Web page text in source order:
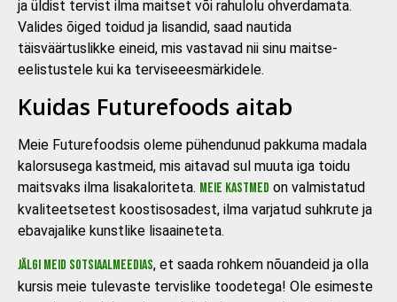
ja üldist tervist ilma maitset või rahulolu ohverdamata.
Valides õiged toidud ja lisandid, saad nautida
täisväärtuslikke eineid, mis vastavad nii sinu maitse-
eelistustele kui ka terviseeesmärkidele.
Kuidas Futurefoods aitab
Meie Futurefoodsis oleme pühendunud pakkuma madala
kalorsusega kastmeid, mis aitavad sul muuta iga toidu
maitsvaks ilma lisakaloriteta. Meie kastmed on valmistatud
kvaliteetsetest koostisosadest, ilma varjatud suhkrute ja
ebavajalike kunstlike lisaaineteta.
Jälgi meid sotsiaalmeedias, et saada rohkem nõuandeid ja olla
kursis meie tulevaste tervislike toodetega! Ole esimeste